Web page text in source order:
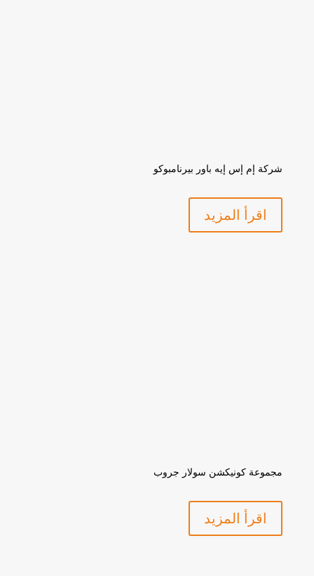
شركة إم إس إيه باور بيرنامبوكو
اقرأ المزيد
مجموعة كونيكشن سولار جروب
اقرأ المزيد